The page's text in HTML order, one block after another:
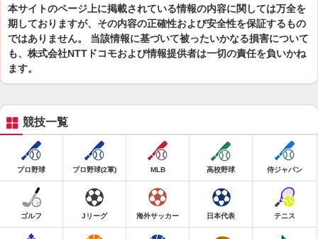
本サイトのページ上に掲載されている情報の内容に関しては万全を
期しておりますが、その内容の正確性および安全性を保証するもの
ではありません。 当該情報に基づいて被ったいかなる損害について
も、株式会社NTTドコモおよび情報提供者は一切の責任を負いかね
ます。
競技一覧
プロ野球 プロ野球(2軍) MLB 高校野球 侍ジャパン
ゴルフ Jリーグ 海外サッカー 日本代表 テニス